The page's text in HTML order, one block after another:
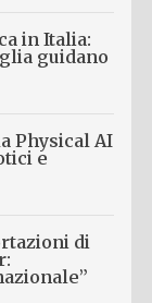
in Italia:
guidano
Physical AI
e
di